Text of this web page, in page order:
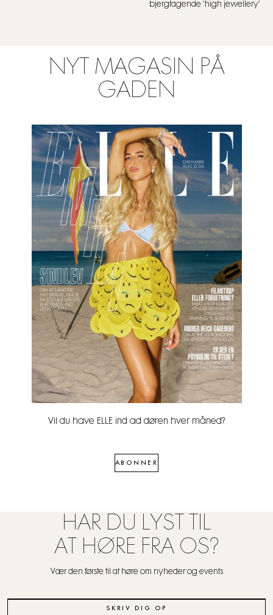
bjergtagende ‘high jewellery’
NYT MAGASIN PÅ
GADEN
Vil du have ELLE ind ad døren hver måned?
ABONNER
HAR DU LYST TIL
AT HØRE FRA OS?
Vær den første til at høre om nyheder og events
SKRIV DIG OP